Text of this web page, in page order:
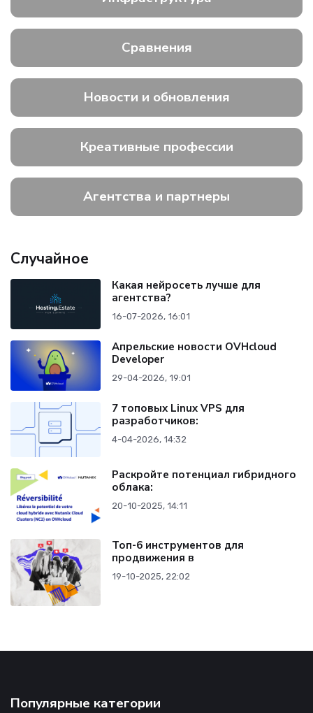
Сравнения
Новости и обновления
Креативные профессии
Агентства и партнеры
Случайное
Какая нейросеть лучше для
агентства?
16-07-2026, 16:01
Апрельские новости OVHcloud
Developer
29-04-2026, 19:01
7 топовых Linux VPS для
разработчиков:
4-04-2026, 14:32
Раскройте потенциал гибридного
облака:
20-10-2025, 14:11
Топ-6 инструментов для
продвижения в
19-10-2025, 22:02
Популярные категории